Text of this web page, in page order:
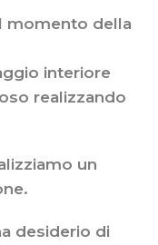
momento della
interiore
realizzando
un
desiderio di